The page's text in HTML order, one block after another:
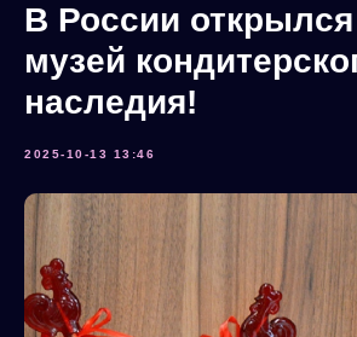
В России
музей
наследия!
2025-10-13 13:46